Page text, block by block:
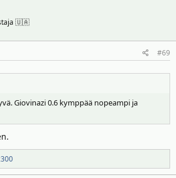
🇺🇦
#69
Giovinazi 0.6 kymppää nopeampi ja